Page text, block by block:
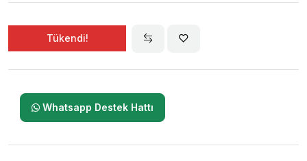
Tükendi!
Whatsapp Destek Hattı